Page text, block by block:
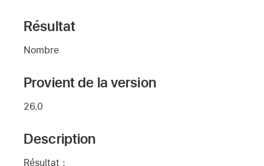
Résultat
Nombre
Provient de la version
26.0
Description
Résultat :